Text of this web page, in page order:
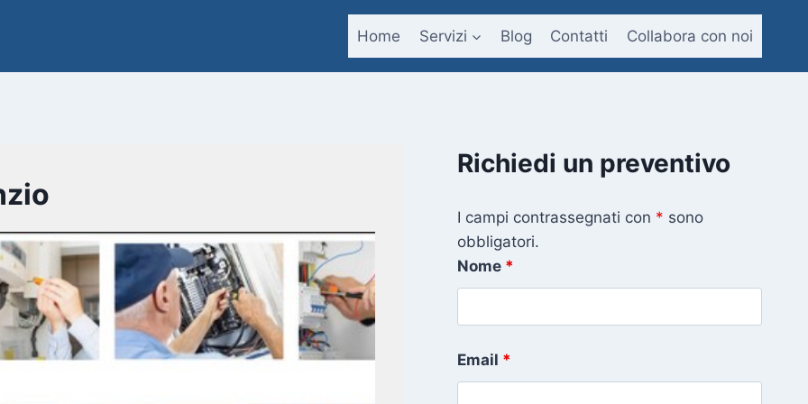
Home Servizi Blog Contatti Collabora con noi
Richiedi un preventivo
I campi contrassegnati con * sono
obbligatori.
Nome *
Email *